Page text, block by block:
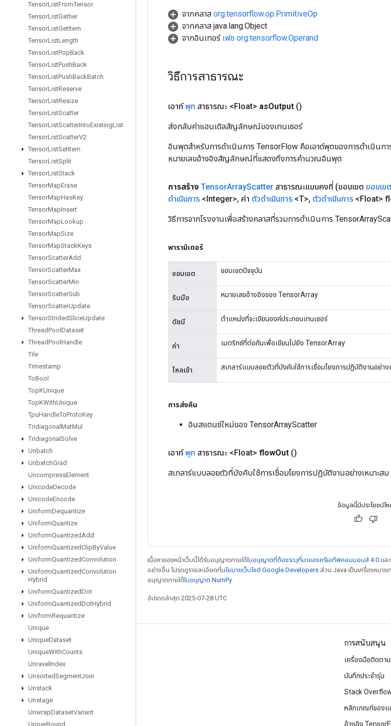
TensorListFromTensor
TensorListGather
TensorListGetItem
TensorListLength
TensorListPopBack
TensorListPushBack
TensorListPushBackBatch
TensorListReserve
TensorListResize
TensorListScatter
TensorListScatterIntoExistingList
TensorListScatterV2
TensorListSetItem
TensorListSplit
TensorListStack
TensorMapErase
TensorMapHasKey
TensorMapInsert
TensorMapLookup
TensorMapSize
TensorMapStackKeys
TensorScatterAdd
TensorScatterMax
TensorScatterMin
TensorScatterSub
TensorScatterUpdate
TensorStridedSliceUpdate
ThreadPool Dataset
ThreadPool Handle
Tile
Timestamp
ToBool
TopKUnique
TopKWithUnique
TpuHandleToProtoKey
Tridiagonal MatMul
Tridiagonal Solve
Unbatch
UnbatchGrad
UncompressElement
UnicodeDecode
UnicodeEncode
UniformDequantize
UniformQuantize
UniformQuantizedAdd
UniformQuantizedClipByValue
UniformQuantizedConvolution
UniformQuantizedConvolution
Hybrid
UniformQuantizedDot
UniformQuantizedDotHybrid
UniformRequantize
Unique
UniqueDataset
UniqueWithCounts
Unravel Index
UnsortedSegmentJoin
Unstack
Unstage
UnwrapDatasetVariant
UpperBound
จากคลาส org.tensorflow.op.PrimitiveOp
จากคลาส java.lang.Object
จากอินเทอร์ เฟซ org.tensorflow.Operand
วิธีการสาธารณะ
เอาท์พุท สาธารณะ <Float> asOutput ()
ส่งกลับค่าแฮนเดิลสัญลักษณ์ของเทนเซอร์
อินพุตสำหรับการดำเนินการ TensorFlow คือเอาต์พุตของการดำเนินก
หมายเลขอ้างอิงสัญลักษณ์ที่แสดงถึงการคำนวณอินพุต
การสร้าง TensorArrayScatter สาธารณะแบบคงที่ (ขอบเขต ขอบเขต
ดำเนินการ <Integer>, ค่า ตัวดำเนินการ <T>, ตัวดำเนินการ <Float>
วิธีการจากโรงงานเพื่อสร้างคลาสที่รวมการดำเนินการ
พารามิเตอร์
ขอบเขต ขอบเขตปัจจุบัน
รับมือ หมายเลขอ้างอิงของ TensorArray
ดัชนี ตำแหน่งที่จะเขียนองค์ประกอบเทนเซอร์
ค่า เมตริกซ์ที่ต่อกันเพื่อเขียนไปยัง TensorArray
ไหลเข้า สเกลาร์แบบลอยตัวที่บังคับใช้การเชื่อมโยงการปฏิบัติงานอย่าง
การส่งคืน
อินสแตนซ์ใหม่ของ TensorArrayScatter
เอาท์พุท สาธารณะ <Float> flowOut ()
สเกลาร์แบบลอยตัวที่บังคับใช้การเชื่อมโยงการปฏิบัติงานอย่างเหมาะสม
ข้อมูลนี้มีประโยชน์ไห
เนื้อหาของหน้าเว็บนี้ได้รับอนุญาตภายใต้ใบอนุญาตที่ต้องระบุที่มาของครีเอทีฟคอมมอนส์ 4.0 แล
อย่างอื่น โปรดดูรายละเอียดที่นโยบายเว็บไซต์ Google Developers ส่วน Java เป็นเครื่องหมาย
อนุญาตภายใต้ใบอนุญาต NumPy
อัปเดตล่าสุด 2025-07-28 UTC
เชื่อมต่อเสมอ
ฟอรัม
GitHub
YouTube
การสนับสนุน
เครื่องมือติดตา
บันทึกประจำรุ่น
Stack
หลักเกณฑ์ของแ
อ้างอิง